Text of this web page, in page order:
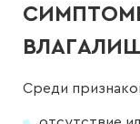
Среди